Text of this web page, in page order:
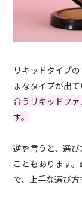
リキッドタイプ
まなタイプが出
合うリキッドフ
す。
逆を言うと、選
こともあります
で、上手な選び方